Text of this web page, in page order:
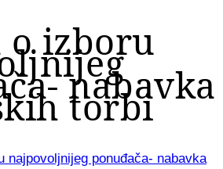
o izboru
nabavka
torbi
najpovoljnijeg ponuđača- nabavka